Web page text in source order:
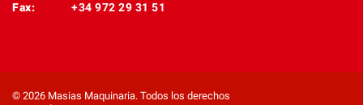
Fax:
+34 972 29 31 51
© 2026 Masias Maquinaria. Todos los derechos